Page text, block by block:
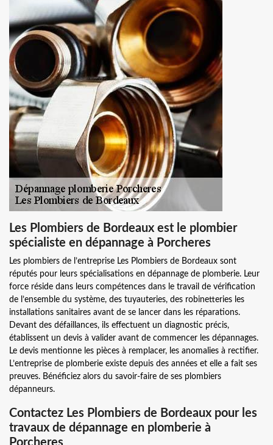
Les Plombiers de Bordeaux est le plombier
spécialiste en dépannage à Porcheres
Les plombiers de l’entreprise Les Plombiers de Bordeaux sont
réputés pour leurs spécialisations en dépannage de plomberie. Leur
force réside dans leurs compétences dans le travail de vérification
de l’ensemble du système, des tuyauteries, des robinetteries les
installations sanitaires avant de se lancer dans les réparations.
Devant des défaillances, ils effectuent un diagnostic précis,
établissent un devis à valider avant de commencer les dépannages.
Le devis mentionne les pièces à remplacer, les anomalies à rectifier.
L’entreprise de plomberie existe depuis des années et elle a fait ses
preuves. Bénéficiez alors du savoir-faire de ses plombiers
dépanneurs.
Contactez Les Plombiers de Bordeaux pour les
travaux de dépannage en plomberie à
Porcheres